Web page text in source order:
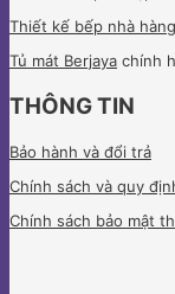
Thiết kế bếp nhà hàng
Tủ mát Berjaya chính
THÔNG TIN
Bảo hành và đổi trả
Chính sách và quy
Chính sách bảo mật